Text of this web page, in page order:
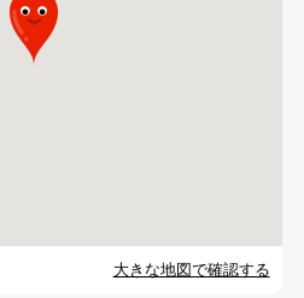
大きな地図で確認する